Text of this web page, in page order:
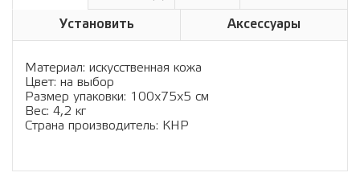
Установить Аксессуары
Материал: искусственная кожа
Цвет: на выбор
Размер упаковки: 100х75х5 см
Вес: 4,2 кг
Страна производитель: КНР